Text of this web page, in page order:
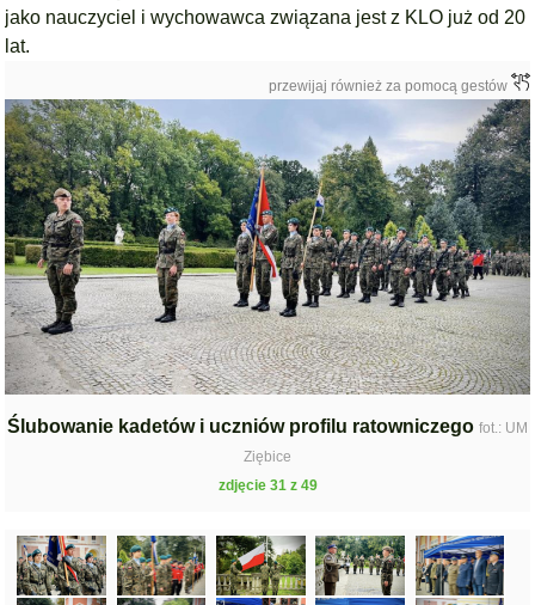
jako nauczyciel i wychowawca związana jest z KLO już od 20
lat.
przewijaj również za pomocą gestów
Ślubowanie kadetów i uczniów profilu ratowniczego fot.: UM
Ziębice
zdjęcie 31 z 49